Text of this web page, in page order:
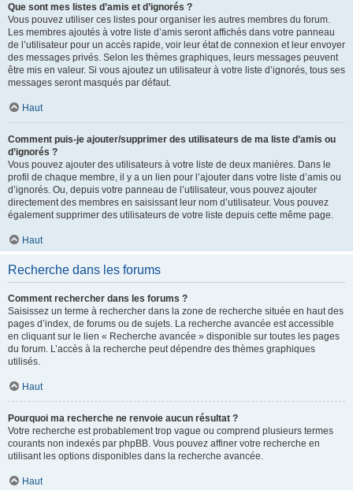
Que sont mes listes d’amis et d’ignorés ?
Vous pouvez utiliser ces listes pour organiser les autres membres du forum.
Les membres ajoutés à votre liste d’amis seront affichés dans votre panneau
de l’utilisateur pour un accès rapide, voir leur état de connexion et leur envoyer
des messages privés. Selon les thèmes graphiques, leurs messages peuvent
être mis en valeur. Si vous ajoutez un utilisateur à votre liste d’ignorés, tous ses
messages seront masqués par défaut.
Haut
Comment puis-je ajouter/supprimer des utilisateurs de ma liste d’amis ou
d’ignorés ?
Vous pouvez ajouter des utilisateurs à votre liste de deux manières. Dans le
profil de chaque membre, il y a un lien pour l’ajouter dans votre liste d’amis ou
d’ignorés. Ou, depuis votre panneau de l’utilisateur, vous pouvez ajouter
directement des membres en saisissant leur nom d’utilisateur. Vous pouvez
également supprimer des utilisateurs de votre liste depuis cette même page.
Haut
Recherche dans les forums
Comment rechercher dans les forums ?
Saisissez un terme à rechercher dans la zone de recherche située en haut des
pages d’index, de forums ou de sujets. La recherche avancée est accessible
en cliquant sur le lien « Recherche avancée » disponible sur toutes les pages
du forum. L’accès à la recherche peut dépendre des thèmes graphiques
utilisés.
Haut
Pourquoi ma recherche ne renvoie aucun résultat ?
Votre recherche est probablement trop vague ou comprend plusieurs termes
courants non indexés par phpBB. Vous pouvez affiner votre recherche en
utilisant les options disponibles dans la recherche avancée.
Haut